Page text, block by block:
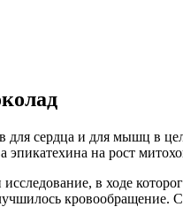
сердца и для мышц в
эпикатехина на рост
в ходе
кровообращение.